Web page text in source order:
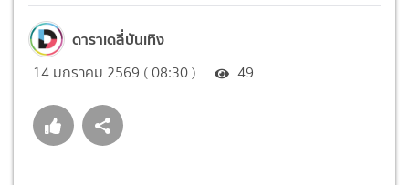
ดาราเดลี่บันเทิง
14 มกราคม 2569 ( 08:30 ) 49